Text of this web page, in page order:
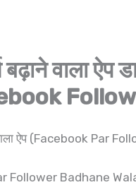
बढ़ाने वाला
ऐप (Facebook Par
Follower Badhane